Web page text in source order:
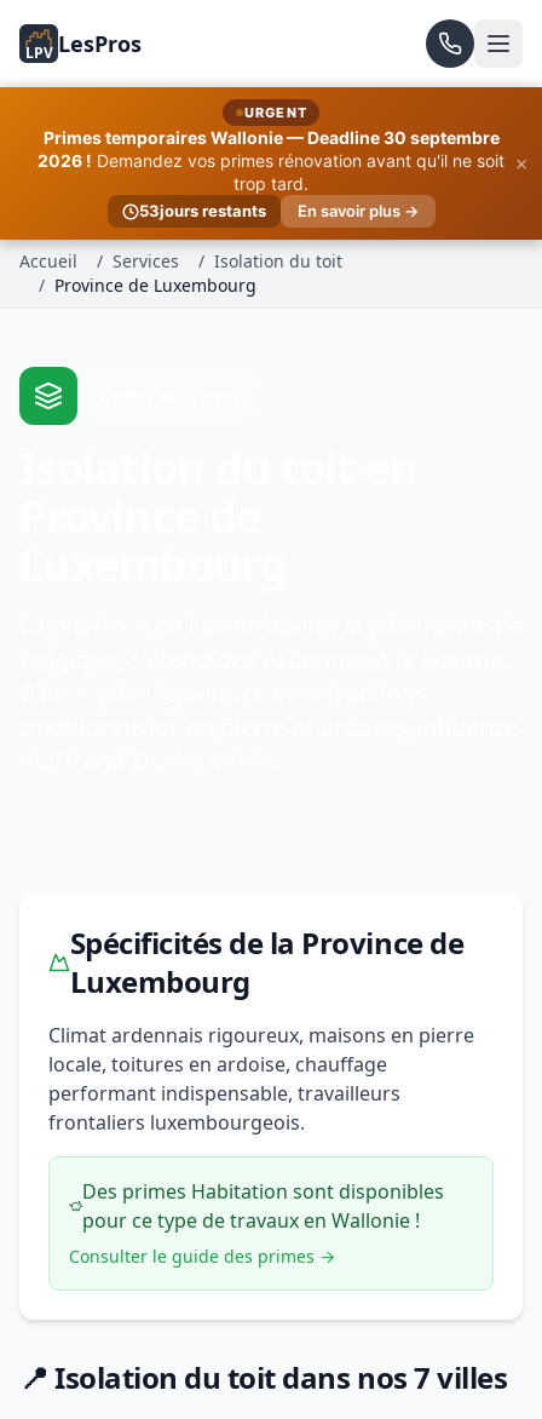
LPV LesPros
URGENT
Primes temporaires Wallonie — Deadline 30 septembre
2026 ! Demandez vos primes rénovation avant qu'il ne soit
trop tard.
53jours restants En savoir plus →
×
Accueil / Services / Isolation du toit
/ Province de Luxembourg
Spécificités de la Province de
Luxembourg
Climat ardennais rigoureux, maisons en pierre
locale, toitures en ardoise, chauffage
performant indispensable, travailleurs
frontaliers luxembourgeois.
Des primes Habitation sont disponibles
pour ce type de travaux en Wallonie !
Consulter le guide des primes →
📍 Isolation du toit dans nos 7 villes